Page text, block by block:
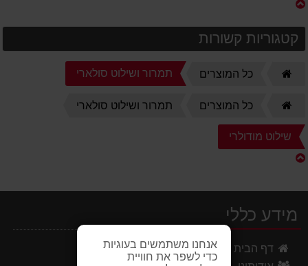
אנחנו משתמשים בעוגיות
כדי לשפר את חוויית
קטגוריות קשורות
כל המוצרים תמרור ושילוט סולארי
כל המוצרים תמרור ושילוט סולארי
שילוט מודולרי
מידע כללי
דף הבית